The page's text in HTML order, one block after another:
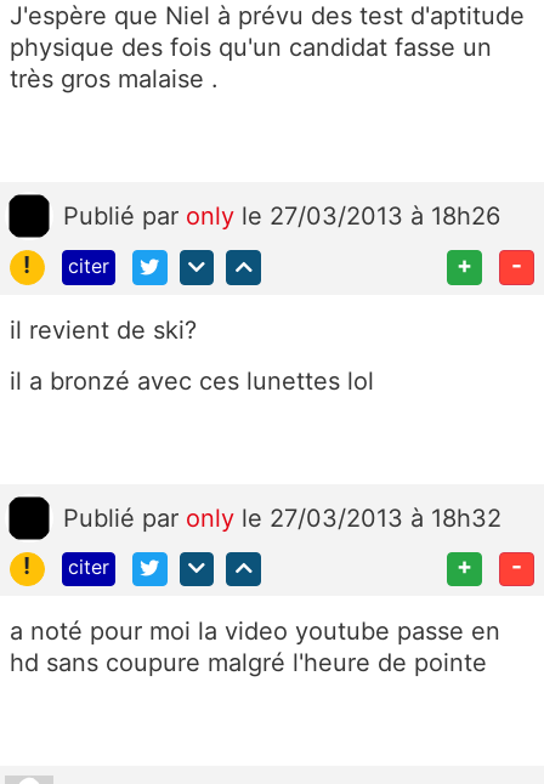
J'espère que Niel à prévu des test d'aptitude
physique des fois qu'un candidat fasse un
très gros malaise .
Publié par only le 27/03/2013 à 18h26
!
citer + -
il revient de ski?
il a bronzé avec ces lunettes lol
Publié par only le 27/03/2013 à 18h32
!
citer + -
a noté pour moi la video youtube passe en
hd sans coupure malgré l'heure de pointe